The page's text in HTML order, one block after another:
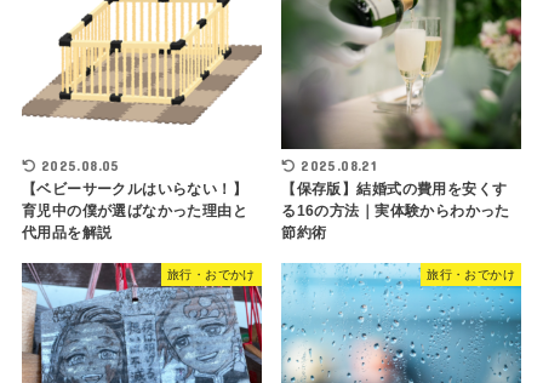
2025.08.05
【ベビーサークルはいらない！】
育児中の僕が選ばなかった理由と
代用品を解説
2025.08.21
【保存版】結婚式の費用を安くす
る16の方法｜実体験からわかった
節約術
旅行・おでかけ 旅行・おでかけ